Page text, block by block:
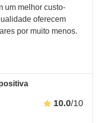
um melhor custo-
oferecem
por muito menos.
10.0/10